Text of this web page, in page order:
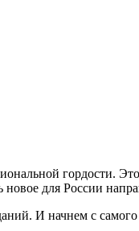
гордости.
для России
И начнем с